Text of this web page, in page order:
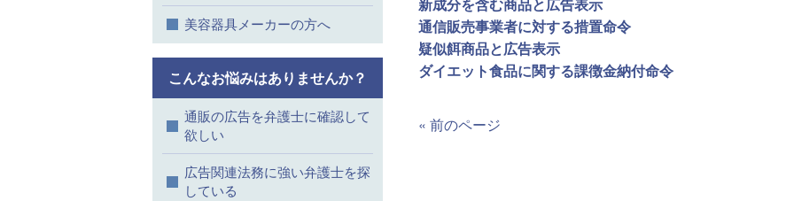
通信販売事業者に対する措置命令
疑似餌商品と広告表示
ダイエット食品に関する課徴金納付命令
« 前のページ
美容器具メーカーの方へ
こんなお悩みはありませんか？
通販の広告を弁護士に確認して
欲しい
広告関連法務に強い弁護士を探
している